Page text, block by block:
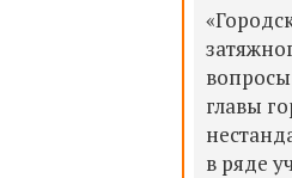
главы
в ряде